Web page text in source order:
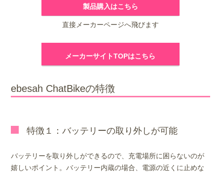
製品購入はこちら
直接メーカーページへ飛びます
メーカーサイトTOPはこちら
ebesah ChatBikeの特徴
特徴１：バッテリーの取り外しが可能
バッテリーを取り外しができるので、充電場所に困らないのが
嬉しいポイント。バッテリー内蔵の場合、電源の近くに止めな